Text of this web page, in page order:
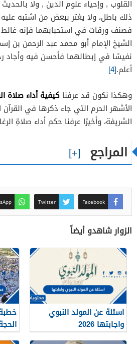
القلوب , وإحياء علوم الدين , ولا
ذلك باطل، ولا يغتر ببعض من اشتبه
فصنف ورقات في استحبابهما فإنه
الشيخ الإمام أبو محمد عبد الرحمن بن
نفيسًا في إبطالهما فأحسن فيه وأجاد
أعلم.[4]
وهكذا نكون قد عرفنا كيفية أداء صلاة
الأشهر الحرم التي جاء ذكرها في القرآن
الشريفة، وأخيرًا عرفنا حكم أداء صلاةِ
المراجع
Facebook
Twitter
الزوار شاهدو أيضاً
اسئلة عن المولد النبوي
واجابتها 2026
2026